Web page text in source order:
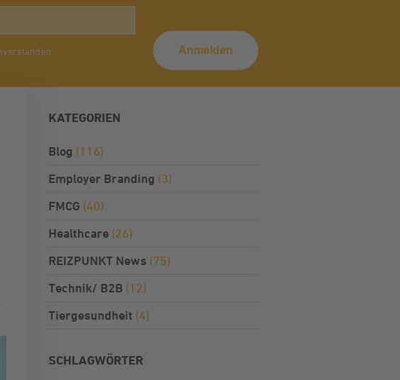
KATEGORIEN
Blog (116)
Employer Branding (3)
FMCG (40)
Healthcare (26)
REIZPUNKT News (75)
Technik/ B2B (12)
Tiergesundheit (4)
SCHLAGWÖRTER